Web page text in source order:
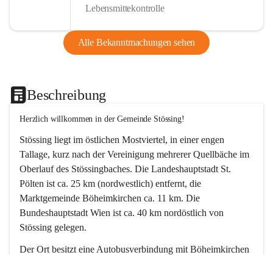
Lebensmittekontrolle
Alle Bekanntmachungen sehen
Beschreibung
Herzlich willkommen in der Gemeinde Stössing!
Stössing liegt im östlichen Mostviertel, in einer engen
Tallage, kurz nach der Vereinigung mehrerer Quellbäche im
Oberlauf des Stössingbaches. Die Landeshauptstadt St.
Pölten ist ca. 25 km (nordwestlich) entfernt, die
Marktgemeinde Böheimkirchen ca. 11 km. Die
Bundeshauptstadt Wien ist ca. 40 km nordöstlich von
Stössing gelegen.
Der Ort besitzt eine Autobusverbindung mit Böheimkirchen